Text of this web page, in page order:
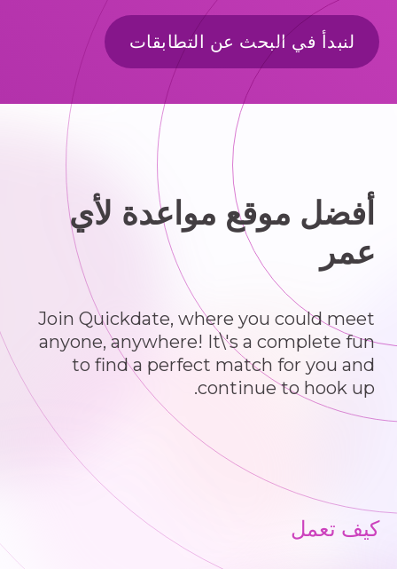
لنبدأ في البحث عن التطابقات
أفضل موقع مواعدة لأي
عمر
Join Quickdate, where you could meet
anyone, anywhere! It\'s a complete fun
to find a perfect match for you and
continue to hook up.
كيف تعمل